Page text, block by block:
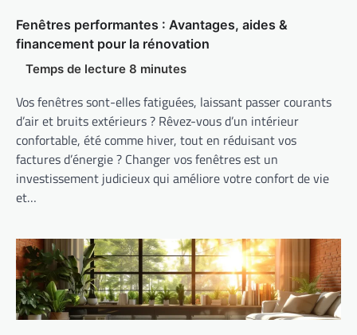
Fenêtres performantes : Avantages, aides &
financement pour la rénovation
Vos fenêtres sont-elles fatiguées, laissant passer courants
d’air et bruits extérieurs ? Rêvez-vous d’un intérieur
confortable, été comme hiver, tout en réduisant vos
factures d’énergie ? Changer vos fenêtres est un
investissement judicieux qui améliore votre confort de vie
et…